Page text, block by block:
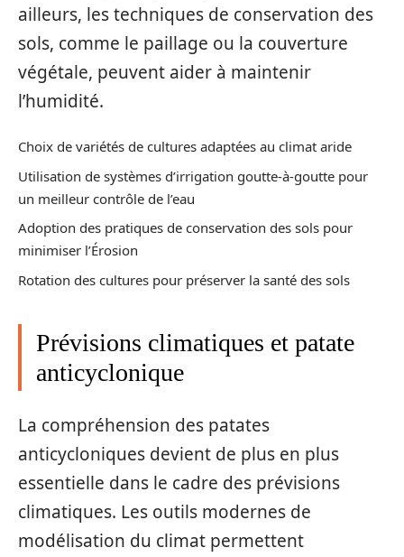
ailleurs, les techniques de conservation des
sols, comme le paillage ou la couverture
végétale, peuvent aider à maintenir
l’humidité.
Choix de variétés de cultures adaptées au climat aride
Utilisation de systèmes d’irrigation goutte-à-goutte pour
un meilleur contrôle de l’eau
Adoption des pratiques de conservation des sols pour
minimiser l’Érosion
Rotation des cultures pour préserver la santé des sols
Prévisions climatiques et patate
anticyclonique
La compréhension des patates
anticycloniques devient de plus en plus
essentielle dans le cadre des prévisions
climatiques. Les outils modernes de
modélisation du climat permettent